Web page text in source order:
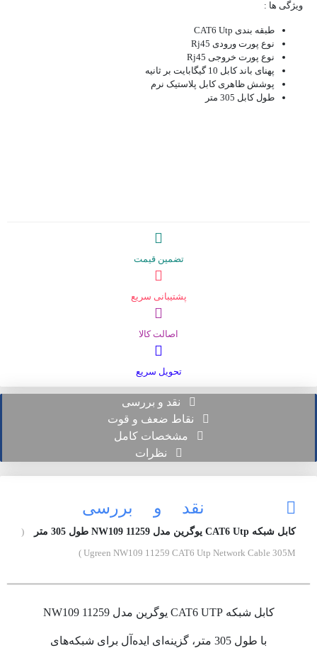
ویژگی ها :
طبقه بندی CAT6 Utp
نوع پورت ورودی Rj45
نوع پورت خروجی Rj45
پهنای باند کابل 10 گیگابایت بر ثانیه
پوشش ظاهری کابل پلاستیک نرم
طول کابل 305 متر
تضمین قیمت
پشتیبانی سریع
اصالت کالا
تحویل سریع
نقد و بررسی
نقاط ضعف و قوت
مشخصات کامل
نظرات
نقد و بررسی
کابل شبکه CAT6 Utp یوگرین مدل NW109 11259 طول 305 متر
(
Ugreen NW109 11259 CAT6 Utp Network Cable 305M )
کابل شبکه CAT6 UTP یوگرین مدل NW109 11259
با طول 305 متر، گزینه‌ای ایده‌آل برای شبکه‌های